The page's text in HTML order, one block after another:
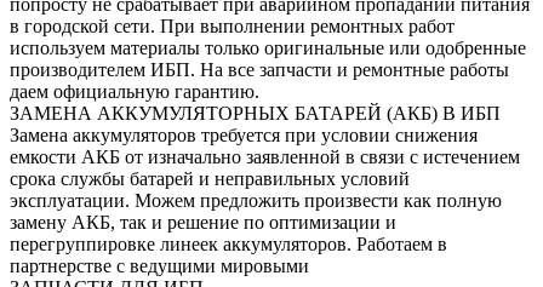
в городской сети. При выполнении ремонтных работ
используем материалы только оригинальные или одобренные
производителем ИБП. На все запчасти и ремонтные работы
даем официальную гарантию.
ЗАМЕНА АККУМУЛЯТОРНЫХ БАТАРЕЙ (АКБ) В ИБП
Замена аккумуляторов требуется при условии снижения
емкости АКБ от изначально заявленной в связи с истечением
срока службы батарей и неправильных условий
эксплуатации. Можем предложить произвести как полную
замену АКБ, так и решение по оптимизации и
перегруппировке линеек аккумуляторов. Работаем в
партнерстве с ведущими мировыми